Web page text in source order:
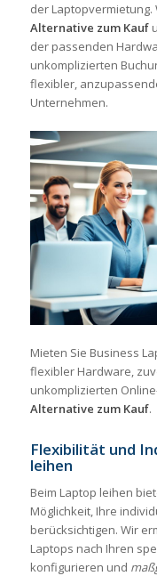
der
Alternative zum Kauf
der passenden
unkomplizierten
flexibler,
Unternehmen.
Mieten Sie Business
flexibler Hardware,
unkomplizierten
Alternative zum Kauf.
Flexibilität und
leihen
Beim Laptop leihen
Möglichkeit, Ihre
berücksichtigen. Wir
Laptops nach Ihren
konfigurieren und